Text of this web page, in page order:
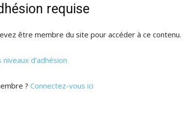
requise
être membre du site pour accéder à ce contenu.
niveaux d’adhésion
? Connectez-vous ici